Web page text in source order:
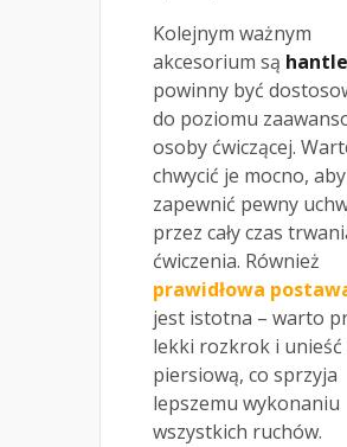
Kolejnym ważnym
akcesorium są hantle
powinny być
do poziomu
osoby ćwiczącej.
chwycić je mocno, aby
zapewnić pewny
przez cały czas
ćwiczenia. Również
prawidłowa
jest istotna – warto
lekki rozkrok i
piersiową, co sprzyja
lepszemu wykonaniu
wszystkich ruchów.